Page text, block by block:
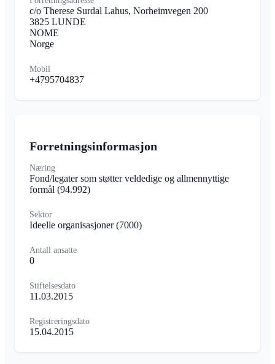
c/o Therese Surdal Lahus, Norheimvegen 200
3825 LUNDE
NOME
Norge
Mobil
+4795704837
Forretningsinformasjon
Næring
Fond/legater som støtter veldedige og allmennyttige
formål (94.992)
Sektor
Ideelle organisasjoner(7000)
Antall ansatte
0
Stiftelsesdato
11.03.2015
Registreringsdato
15.04.2015